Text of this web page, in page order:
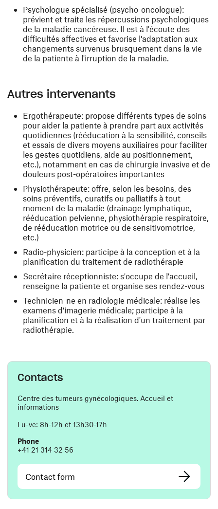
Psychologue spécialisé (psycho-oncologue):
prévient et traite les répercussions psychologiques
de la maladie cancéreuse. Il est à l'écoute des
difficultés affectives et favorise l'adaptation aux
changements survenus brusquement dans la vie
de la patiente à l'irruption de la maladie.
Autres intervenants
Ergothérapeute: propose différents types de soins
pour aider la patiente à prendre part aux activités
quotidiennes (rééducation à la sensibilité, conseils
et essais de divers moyens auxiliaires pour faciliter
les gestes quotidiens, aide au positionnement,
etc.), notamment en cas de chirurgie invasive et de
douleurs post-opératoires importantes
Physiothérapeute: offre, selon les besoins, des
soins préventifs, curatifs ou palliatifs à tout
moment de la maladie (drainage lymphatique,
rééducation pelvienne, physiothérapie respiratoire,
de rééducation motrice ou de sensitivomotrice,
etc.)
Radio-physicien: participe à la conception et à la
planification du traitement de radiothérapie
Secrétaire réceptionniste: s'occupe de l'accueil,
renseigne la patiente et organise ses rendez-vous
Technicien-ne en radiologie médicale: réalise les
examens d'imagerie médicale; participe à la
planification et à la réalisation d'un traitement par
radiothérapie.
Contacts
Centre des tumeurs gynécologiques. Accueil et
informations
Lu-ve: 8h-12h et 13h30-17h
Phone
+41 21 314 32 56
Contact form